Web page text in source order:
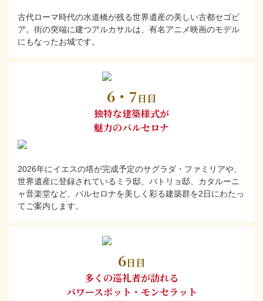
古代ローマ時代の水道橋が残る世界遺産の美しい古都セゴビ
ア。街の突端に建つアルカサルは、有名アニメ映画のモデル
にもなったお城です。
6・7 日目
独特な建築様式が
魅力のバルセロナ
2026年にイエスの塔が完成予定のサグラダ・ファミリアや、
世界遺産に登録されているミラ邸、バトリョ邸、カタルーニ
ャ音楽堂など、バルセロナを美しく彩る建築群を2日にわたっ
てご案内します。
6日目
多くの巡礼者が訪れる
パワースポット・モンセラット